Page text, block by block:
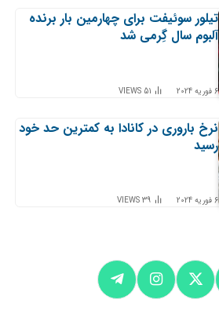
تیلور سوئیفت برای چهارمین بار برنده
آلبوم سال گِرمی شد
6 فوریه 2024 51
VIEWS
نرخ باروری در کانادا به کمترین حد خود
رسید
6 فوریه 2024 39
VIEWS